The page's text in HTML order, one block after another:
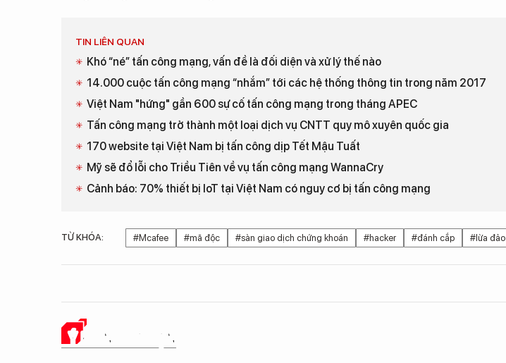
TIN LIÊN QUAN
Khó “né” tấn công mạng, vấn đề là đối diện và xử lý thế nào
14.000 cuộc tấn công mạng “nhắm” tới các hệ thống thông tin trong năm 2017
Việt Nam "hứng" gần 600 sự cố tấn công mạng trong tháng APEC
Tấn công mạng trở thành một loại dịch vụ CNTT quy mô xuyên quốc gia
170 website tại Việt Nam bị tấn công dịp Tết Mậu Tuất
Mỹ sẽ đổ lỗi cho Triều Tiên về vụ tấn công mạng WannaCry
Cảnh báo: 70% thiết bị IoT tại Việt Nam có nguy cơ bị tấn công mạng
TỪ KHÓA: #Mcafee #mã độc #sàn giao dịch chứng khoán #hacker #đánh cắp #lừa đảo
Ý KIẾN CỦA BẠN